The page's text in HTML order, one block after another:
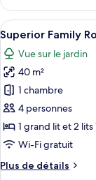
with
Land
View
(4
persons)
le
type
de
chambre
Economy
Family
Room
with
Land
View
(4
persons)
Afficher
toutes
les
photos
pour
ce
type
de
chambre :
Superior
3
Superior Family
Vue sur le jardin
40 m²
1 chambre
4 personnes
1 grand lit et 2 lits
Wi-Fi gratuit
Plus de détails
Plus